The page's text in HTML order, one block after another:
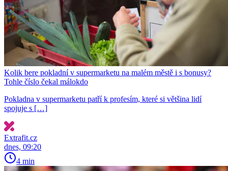
Kolik bere pokladní v supermarketu na malém městě i s bonusy?
Tohle číslo čekal málokdo
Pokladna v supermarketu patří k profesím, které si většina lidí
spojuje s […]
Extrafit.cz
dnes, 09:20
4 min